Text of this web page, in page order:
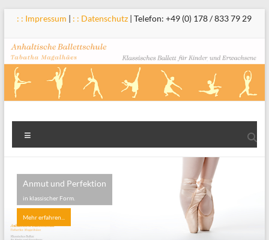
: : Impressum | : : Datenschutz | Telefon: +49 (0) 178 / 833 79 29
Anhaltische
Ballettschule
Tabatha
Magalhães
Anmut und Perfektion
in klassischer Form.
Mehr erfahren...